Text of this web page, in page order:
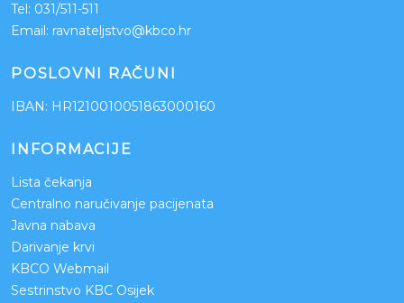
Tel: 031/511-511
Email: ravnateljstvo@kbco.hr
POSLOVNI RAČUNI
IBAN: HR1210010051863000160
INFORMACIJE
Lista čekanja
Centralno naručivanje pacijenata
Javna nabava
Darivanje krvi
KBCO Webmail
Sestrinstvo KBC Osijek